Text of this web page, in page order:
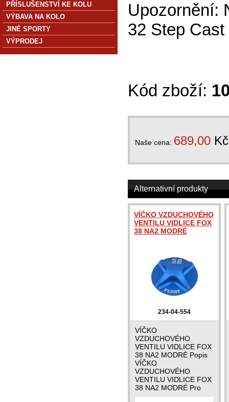
Upozornění:
32 Step
Kód zboží:
Naše cena: 689,00 Kč
Alternativní produkty
VÍČKO VZDUCHOVÉHO
VENTILU VIDLICE FOX
38 NA2 MODRÉ
234-04-554
VÍČKO
VZDUCHOVÉHO
VENTILU VIDLICE FOX
38 NA2 MODRÉ Popis
VÍČKO
VZDUCHOVÉHO
VENTILU VIDLICE FOX
38 NA2 MODRÉ Pro
PŘÍSLUŠENSTVÍ KE KOLU
VÝBAVA NA KOLO
JINÉ SPORTY
VÝPRODEJ